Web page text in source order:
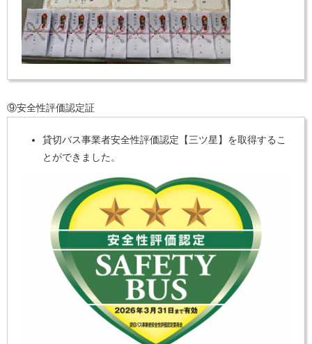
⑨安全性評価認定証
貸切バス事業者安全性評価認定【三ツ星】を取得するこ
とができました。